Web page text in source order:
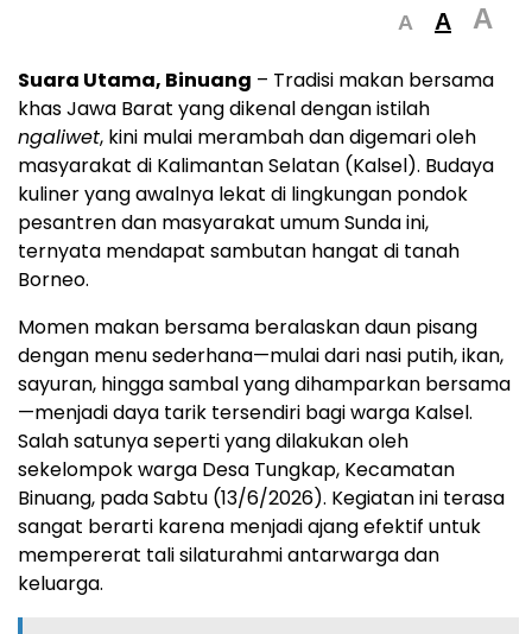
A A A
Suara Utama, Binuang – Tradisi makan bersama
khas Jawa Barat yang dikenal dengan istilah
ngaliwet, kini mulai merambah dan digemari oleh
masyarakat di Kalimantan Selatan (Kalsel). Budaya
kuliner yang awalnya lekat di lingkungan pondok
pesantren dan masyarakat umum Sunda ini,
ternyata mendapat sambutan hangat di tanah
Borneo.
Momen makan bersama beralaskan daun pisang
dengan menu sederhana—mulai dari nasi putih, ikan,
sayuran, hingga sambal yang dihamparkan bersama
—menjadi daya tarik tersendiri bagi warga Kalsel.
Salah satunya seperti yang dilakukan oleh
sekelompok warga Desa Tungkap, Kecamatan
Binuang, pada Sabtu (13/6/2026). Kegiatan ini terasa
sangat berarti karena menjadi ajang efektif untuk
mempererat tali silaturahmi antarwarga dan
keluarga.